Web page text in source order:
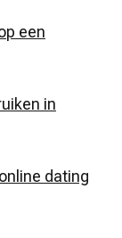
een
in
dating